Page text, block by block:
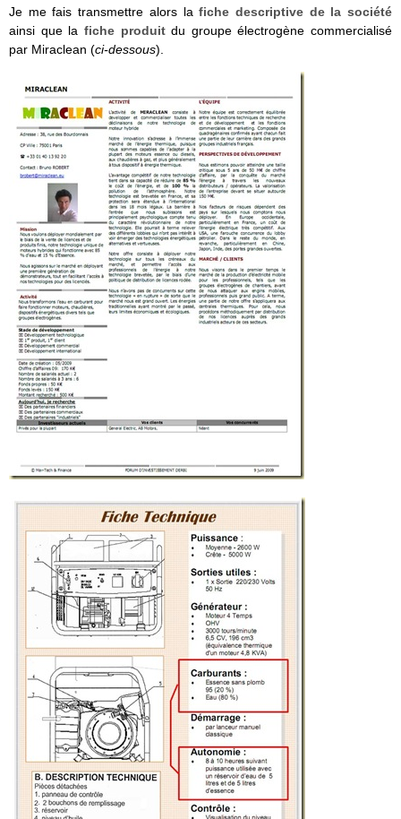
Je me fais transmettre alors lafiche descriptive de la société
ainsi que la fiche produitdu groupe électrogène commercialisé
par Miraclean (ci-dessous).